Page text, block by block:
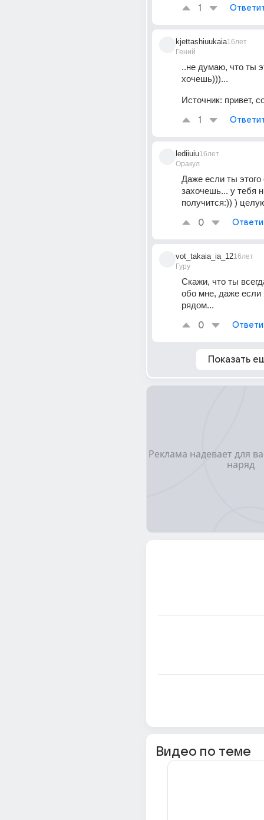
1
kjettashiuukaia
Гений
16лет
..не думаю, что ты
хочешь)))...
Источник: привет,
1
lediiuiu
Оракул
16лет
Даже если ты этого
захочешь... у тебя
получится:)) )
0
vot_takaia_ia_12
Гуру
16лет
Скажи, что ты
обо мне, даже если
рядом...
0
Показать
Видео по теме